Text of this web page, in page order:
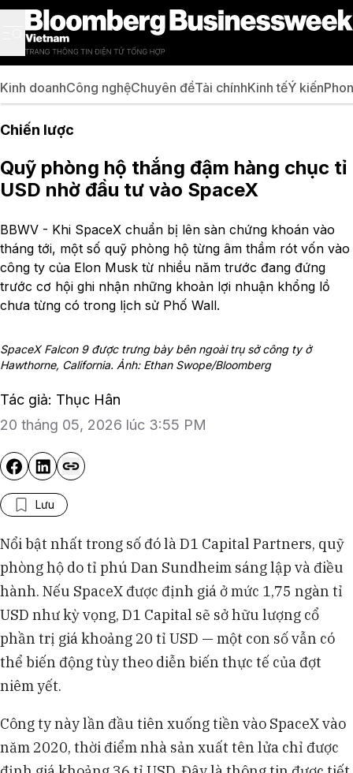
Kinh doanhCông nghệChuyên đềTài chínhKinh tếÝ kiến
Chiến lược
Quỹ phòng hộ thắng đậm hàng chục tỉ
USD nhờ đầu tư vào SpaceX
BBWV - Khi SpaceX chuẩn bị lên sàn chứng khoán vào
tháng tới, một số quỹ phòng hộ từng âm thầm rót vốn vào
công ty của Elon Musk từ nhiều năm trước đang đứng
trước cơ hội ghi nhận những khoản lợi nhuận khổng lồ
chưa từng có trong lịch sử Phố Wall.
SpaceX Falcon 9 được trưng bày bên ngoài trụ sở công ty ở
Hawthorne, California. Ảnh: Ethan Swope/Bloomberg
Tác giả: Thục Hân
20 tháng 05, 2026 lúc 3:55 PM
Lưu
Nổi bật nhất trong số đó là D1 Capital Partners, quỹ
phòng hộ do tỉ phú Dan Sundheim sáng lập và điều
hành. Nếu SpaceX được định giá ở mức 1,75 ngàn tỉ
USD như kỳ vọng, D1 Capital sẽ sở hữu lượng cổ
phần trị giá khoảng 20 tỉ USD — một con số vẫn có
thể biến động tùy theo diễn biến thực tế của đợt
niêm yết.
Công ty này lần đầu tiên xuống tiền vào SpaceX vào
năm 2020, thời điểm nhà sản xuất tên lửa chỉ được